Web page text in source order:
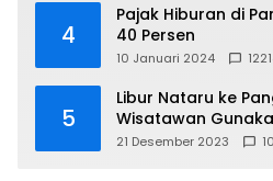
4
Pajak Hiburan di
40 Persen
10 Januari 2024
5
Libur Nataru ke
Wisatawan
21 Desember 2023